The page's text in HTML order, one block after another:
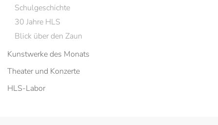
Schulgeschichte
30 Jahre HLS
Blick über den Zaun
Kunstwerke des Monats
Theater und Konzerte
HLS-Labor